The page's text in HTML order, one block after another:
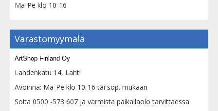
Ma-Pe klo 10-16
Varastomyymälä
ArtShop Finland Oy
Lahdenkatu 14, Lahti
Avoinna: Ma-Pe klo 10-16 tai sop. mukaan
Soita 0500 -573 607 ja varmista paikallaolo tarvittaessa.